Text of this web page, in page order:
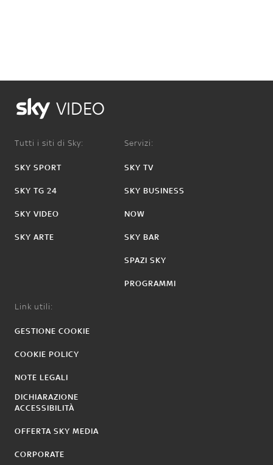
VIDEO
Tutti i siti di Sky:
SKY SPORT
SKY TG 24
SKY VIDEO
SKY ARTE
Servizi:
SKY TV
SKY BUSINESS
NOW
SKY BAR
SPAZI SKY
PROGRAMMI
Link utili:
GESTIONE COOKIE
COOKIE POLICY
NOTE LEGALI
DICHIARAZIONE
ACCESSIBILITÀ
OFFERTA SKY MEDIA
CORPORATE